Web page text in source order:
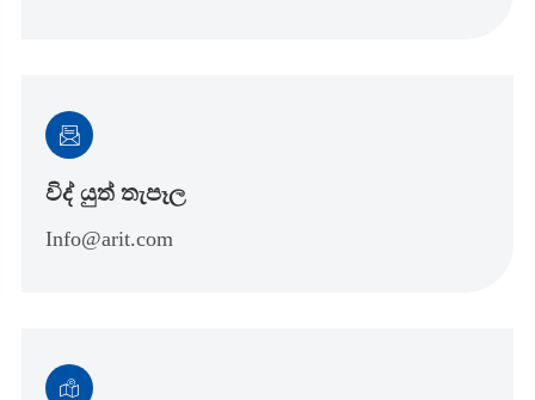

විද් යුත් තැපෑල
Info@arit.com
